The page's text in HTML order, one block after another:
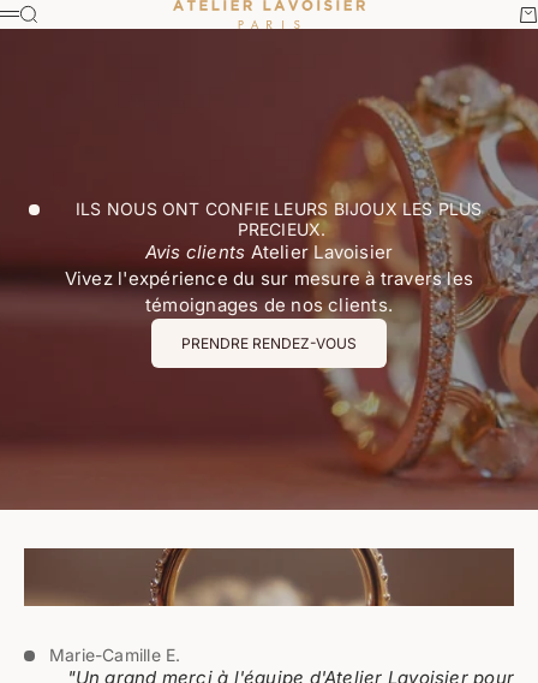
Passer au contenu Atelier Lavoisier
Menu
Recherche
ILS NOUS ONT CONFIE LEURS BIJOUX LES PLUS
PRECIEUX.
Avis clients Atelier Lavoisier
Vivez l'expérience du sur mesure à travers les
témoignages de nos clients.
PRENDRE RENDEZ-VOUS
Marie-Camille E.
"Un grand merci à l'équipe d'Atelier Lavoisier pour